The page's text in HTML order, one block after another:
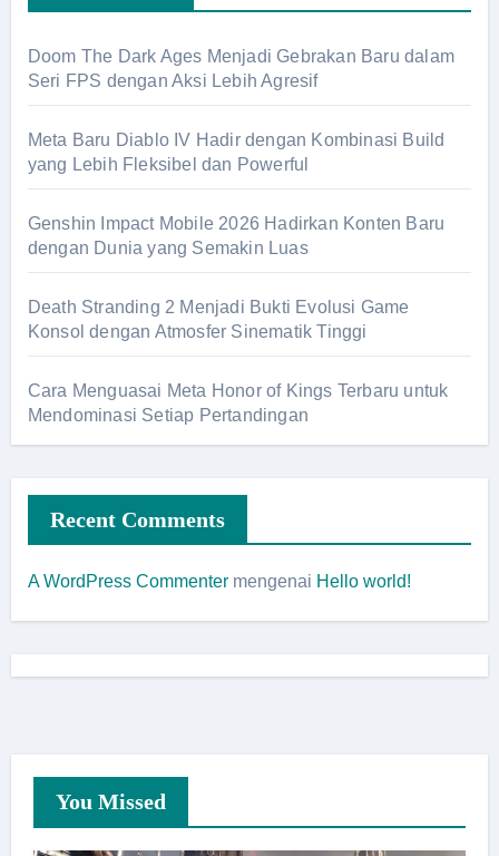
Doom The Dark Ages Menjadi Gebrakan Baru dalam
Seri FPS dengan Aksi Lebih Agresif
Meta Baru Diablo IV Hadir dengan Kombinasi Build
yang Lebih Fleksibel dan Powerful
Genshin Impact Mobile 2026 Hadirkan Konten Baru
dengan Dunia yang Semakin Luas
Death Stranding 2 Menjadi Bukti Evolusi Game
Konsol dengan Atmosfer Sinematik Tinggi
Cara Menguasai Meta Honor of Kings Terbaru untuk
Mendominasi Setiap Pertandingan
Recent Comments
A WordPress Commentermengenai Hello world!
You Missed